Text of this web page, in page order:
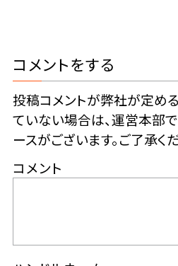
コメントをする
投稿コメントが弊社が定め
ていない場合は、運営本部
ースがございます。ご了承く
コメント